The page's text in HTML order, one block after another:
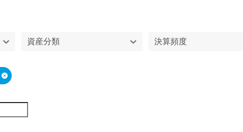
資産分類 決算頻度